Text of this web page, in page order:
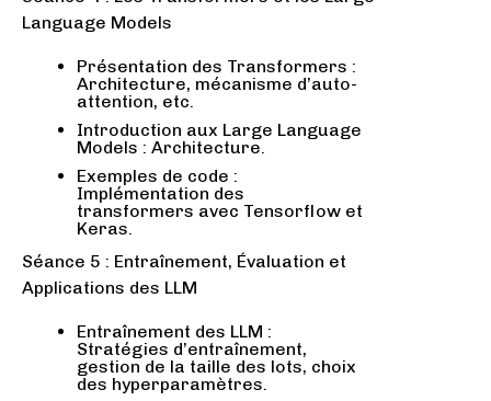
Language Models
Présentation des Transformers :
Architecture, mécanisme d’auto-
attention, etc.
Introduction aux Large Language
Models : Architecture.
Exemples de code :
Implémentation des
transformers avec Tensorflow et
Keras.
Séance 5 : Entraînement, Évaluation et
Applications des LLM
Entraînement des LLM :
Stratégies d’entraînement,
gestion de la taille des lots, choix
des hyperparamètres.